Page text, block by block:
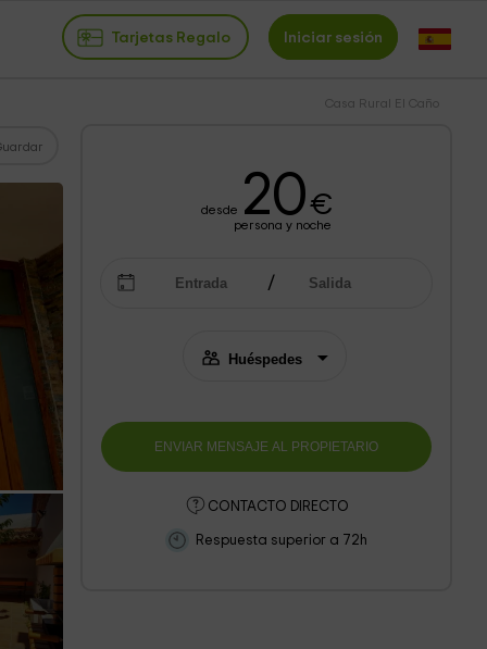
Tarjetas Regalo Iniciar sesión
Casa Rural El Caño
desde 20€
persona y noche
CONTACTO DIRECTO
Respuesta superior a 72h